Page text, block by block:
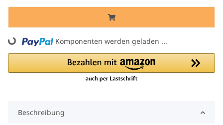
Komponenten werden geladen ...
Beschreibung